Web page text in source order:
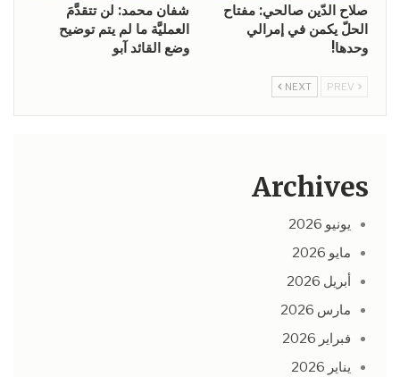
صلاح الدّين صالحي: مفتاح
الحلّ يكمن في إمرالي
وحدها!
شفان محمد: لن تتقدَّمَ
العمليَّة ما لم يتم توضيح
وضع القائد آبو
NEXT
Archives
يونيو 2026
مايو 2026
أبريل 2026
مارس 2026
فبراير 2026
يناير 2026